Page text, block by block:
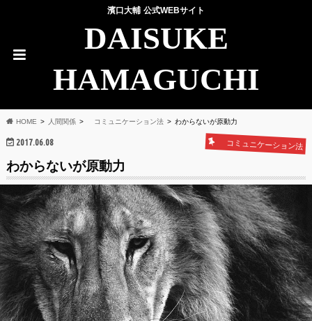
濱口大輔 公式WEBサイト
DAISUKE
HAMAGUCHI
HOME 人間関係 コミュニケーション法 わからないが原動力
2017.06.08 コミュニケーション法
わからないが原動力